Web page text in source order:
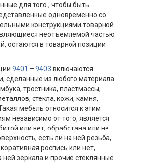
для того , чтобы быть
одновременно со
конструкциями товарной
неотъемлемой частью
остаются в товарной позиции
9401 – 9403 включаются
сделанные из любого материала
тростника, пластмассы,
стекла, кожи, камня,
мебель относится к этим
независимо от того, является
или нет, обработана или не
есть ли на ней резьба,
роспись или нет,
ней зеркала и прочие стеклянные